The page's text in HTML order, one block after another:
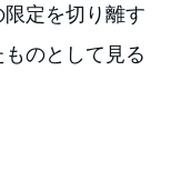
定を切り離す
のとして見る